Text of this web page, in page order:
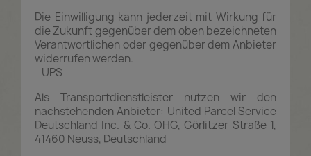
Die Einwilligung kann jederzeit mit Wirkung für
die Zukunft gegenüber dem oben bezeichneten
Verantwortlichen oder gegenüber dem Anbieter
widerrufen werden.
- UPS
Als Transportdienstleister nutzen wir den
nachstehenden Anbieter: United Parcel Service
Deutschland Inc. & Co. OHG, Görlitzer Straße 1,
41460 Neuss, Deutschland